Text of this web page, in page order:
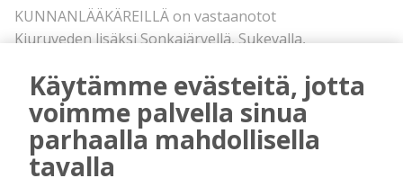
KUNNANLÄÄKÄREILLÄ on vastaanotot
Kiuruveden lisäksi Sonkajärvellä, Sukevalla,
Hankasalmella. Lääkäriin on päässyt Kiuruveden
toimipisteessä samana päivänä tai viimeistään
seuraavana päivänä. Kiuruvedellä on
vastaanottoa hoitanut kaksi lääkäriä.
Käytämme evästeitä, jotta
voimme palvella sinua
parhaalla mahdollisella
tavalla